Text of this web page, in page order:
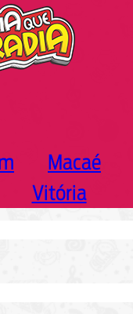
Macaé
Vitória